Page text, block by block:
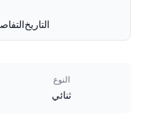
التاريخ
النوع
ثنائي